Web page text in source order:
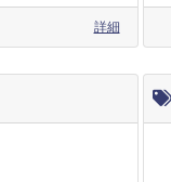
詳細